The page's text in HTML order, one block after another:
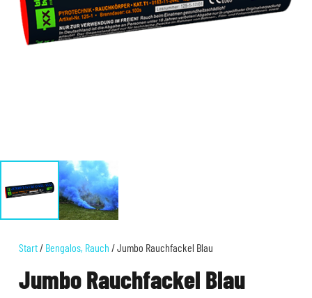
Start / Bengalos, Rauch / Jumbo Rauchfackel Blau
Jumbo Rauchfackel Blau